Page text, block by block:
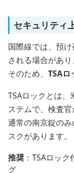
セキュリティ
国際線では、預
される場合があり
そのため、 TSAロ
TSAロックとは、
ステムで、検査官
通常の南京錠の
スクがあります。
推奨 ：TSAロッ
グ